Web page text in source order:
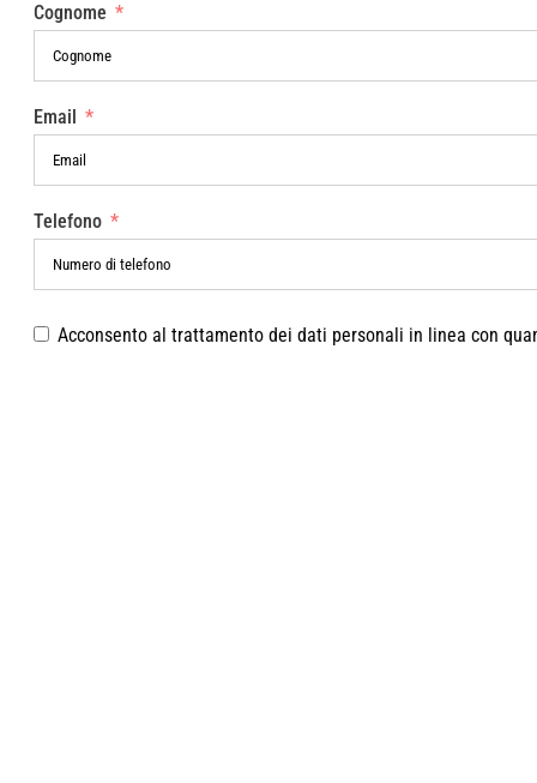
Cognome
Email
Telefono
Acconsento al trattamento dei dati personali in linea con